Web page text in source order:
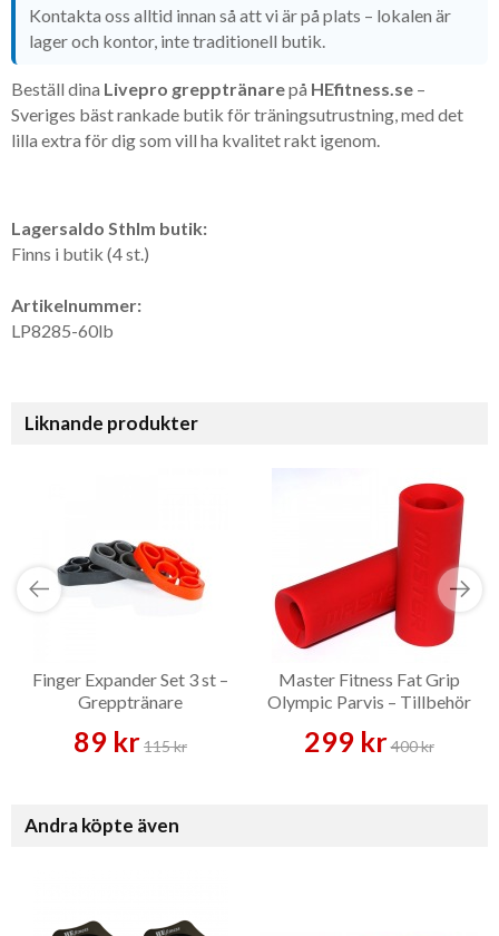
Kontakta oss alltid innan så att vi är på plats – lokalen är
lager och kontor, inte traditionell butik.
Beställ dina Livepro grepptränarepå HEfitness.se –
Sveriges bäst rankade butik för träningsutrustning, med det
lilla extra för dig som vill ha kvalitet rakt igenom.
Lagersaldo Sthlm butik:
Finns i butik (4 st.)
Artikelnummer:
LP8285-60lb
Liknande produkter
Finger Expander Set 3 st –
Grepptränare
89 kr115 kr
Master Fitness Fat Grip
Olympic Parvis – Tillbehör
299 kr400 kr
Andra köpte även